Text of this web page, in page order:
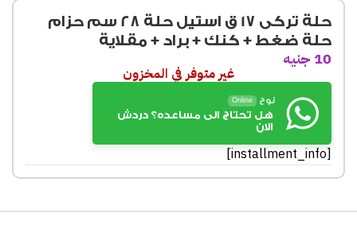
حلة تركى 17 ق استيل حلة 28 سم حزام
حلة ضغط + كنك + براد + مقلاية
10 جنيه
غير متوفر في المخزون
نوح Online
هل تحتاج الى مساعده؟ دردش
الان
[installment_info]